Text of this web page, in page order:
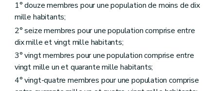
Chapitre premier Du droit de préemption
Art. 175
Art. 176
Art. 177
Art. 178
Art. 179
Art. 180
Chapitre II De l'expropriation pour cause d'utilité publique
Art. 181
1° douze membres pour une population de moins de dix
mille habitants;
2° seize membres pour une population comprise entre
dix mille et vingt mille habitants;
3° vingt membres pour une population comprise entre
vingt mille un et quarante mille habitants;
4° vingt-quatre membres pour une population comprise